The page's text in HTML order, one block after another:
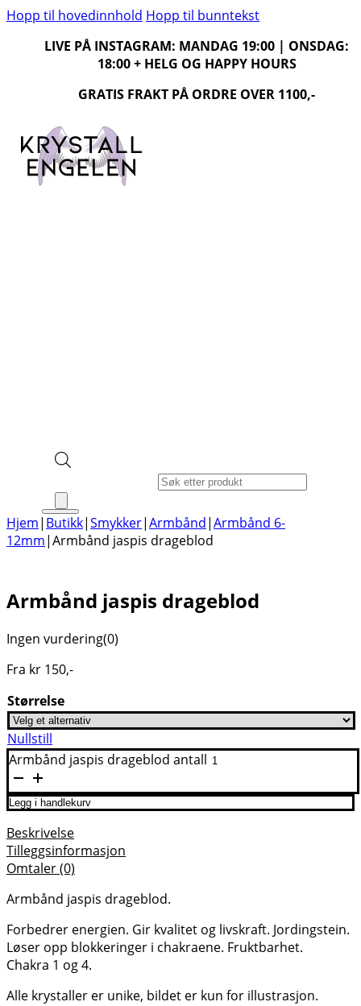
Hopp til hovedinnhold Hopp til bunntekst
LIVE PÅ INSTAGRAM: MANDAG 19:00 | ONSDAG:
18:00 + HELG OG HAPPY HOURS
GRATIS FRAKT PÅ ORDRE OVER 1100,-
Hjem| Butikk|Smykker|Armbånd|Armbånd 6-
12mm|Armbånd jaspis drageblod
Armbånd jaspis drageblod
Ingen vurdering(0)
Fra kr 150,-
Størrelse
Nullstill
Armbånd jaspis drageblod antall
Legg i handlekurv
Beskrivelse
Tilleggsinformasjon
Omtaler (0)
Armbånd jaspis drageblod.
Forbedrer energien. Gir kvalitet og livskraft. Jordingstein.
Løser opp blokkeringer i chakraene. Fruktbarhet.
Chakra 1 og 4.
Alle krystaller er unike, bildet er kun for illustrasjon.